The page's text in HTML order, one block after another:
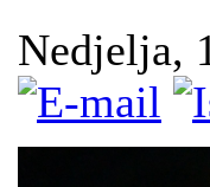
Nedjelja,